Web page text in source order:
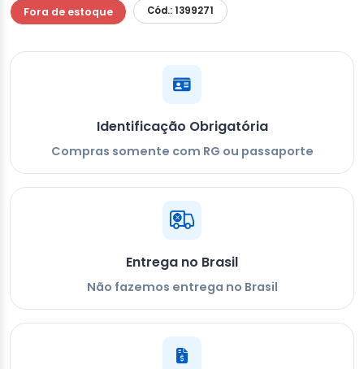
Fora de estoque Cód.: 1399271
Identificação Obrigatória
Compras somente com RG ou passaporte
Entrega no Brasil
Não fazemos entrega no Brasil